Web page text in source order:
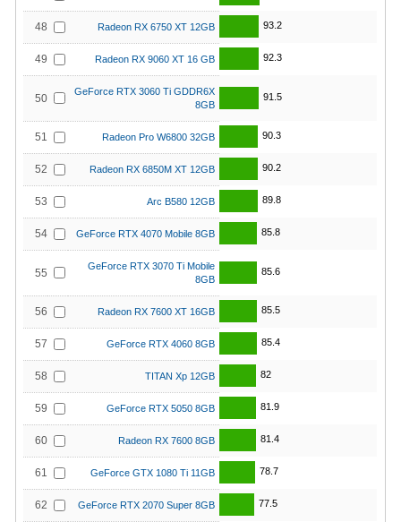
48 Radeon RX 6750 XT 12GB 93.2
49 Radeon RX 9060 XT 16 GB 92.3
50
GeForce RTX 3060 Ti GDDR6X
8GB
91.5
51 Radeon Pro W6800 32GB 90.3
52 Radeon RX 6850M XT 12GB 90.2
53 Arc B580 12GB 89.8
54 GeForce RTX 4070 Mobile 8GB 85.8
55
GeForce RTX 3070 Ti Mobile
8GB
85.6
56 Radeon RX 7600 XT 16GB 85.5
57 GeForce RTX 4060 8GB 85.4
58 TITAN Xp 12GB 82
59 GeForce RTX 5050 8GB 81.9
60 Radeon RX 7600 8GB 81.4
61 GeForce GTX 1080 Ti 11GB 78.7
62 GeForce RTX 2070 Super 8GB 77.5